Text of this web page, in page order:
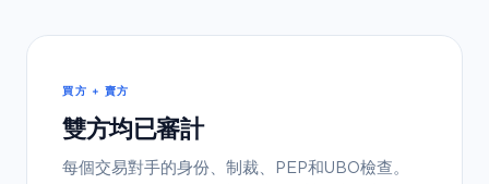
買方 + 賣方
雙方均已審計
每個交易對手的身份、制裁、PEP和UBO檢查。